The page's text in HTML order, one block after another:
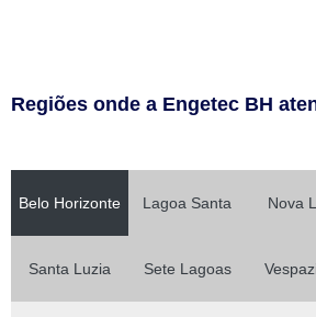
Regiões onde a Engetec BH
Belo Horizonte Lagoa Santa Nova
Santa Luzia Sete Lagoas